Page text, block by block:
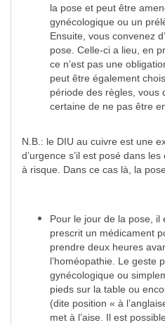
la pose et peut être
gynécologique ou un
Ensuite, vous convenez
pose. Celle-ci a lieu, en
ce n’est pas une
peut être également
période des règles, vous
certaine de ne pas être
N.B.: le DIU au cuivre est une
d’urgence s’il est posé dans
à risque. Dans ce cas là, la
Pour le jour de la pose, il
prescrit un médicament
prendre deux heures
l’homéopathie. Le geste
gynécologique ou
pieds sur la table ou
(dite position « à
met à l’aise. Il est